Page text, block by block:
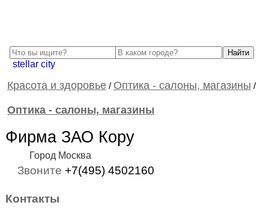
stellar city
Красота и здоровье / Оптика - салоны, магазины /
Оптика - салоны, магазины
Фирма ЗАО Кору
Город Москва
Звоните +7(495) 4502160
Контакты